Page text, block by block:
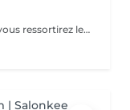
Le massage du crâne et du visage duquel vous ressortirez les cheveux propres. Association de l'utilisation du massage, de l'eau et de la vapeur afin de vous garantir une séance vraiment relaxante. Utilisation de l'huile essentielle adaptée à votre cuir chevelu après analyse. Contre-indications : Extentions, tissages et tresses plaquées. Attendre 72h après une coloration. Accord médical nécéssaire en cas de chimiothérapie/rémission. Merci de nous informer en cas de grossesse ou allaitement afin d'adapter les produits utilisés.